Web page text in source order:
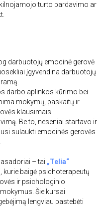
turto pardavimo ar
darbuotojų emocinė gerovė
įgyvendina darbuotojų
darbo aplinkos kūrimo bei
mokymų, paskaitų ir
klausimais
Be to, neseniai startavo ir
sulaukti emocinės gerovės
– tai „Telia“
kurie baigė psichoterapeutų
ir psichologinio
Šie kursai
lengviau pastebėti